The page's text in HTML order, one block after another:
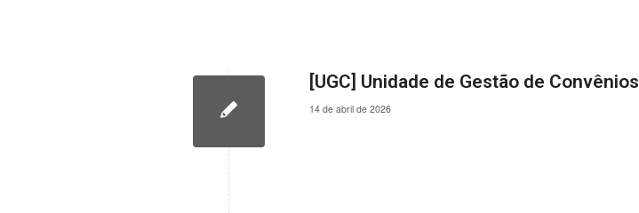
[UGC] Unidade de Gestão de Convênios
14 de abril de 2026